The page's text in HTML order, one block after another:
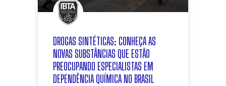
DROGAS SINTÉTICAS: CONHEÇA AS
NOVAS SUBSTÂNCIAS QUE ESTÃO
PREOCUPANDO ESPECIALISTAS EM
DEPENDÊNCIA QUÍMICA NO BRASIL